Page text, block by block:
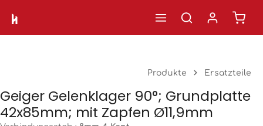
Zum Hauptinhalt springen
Produkte Ersatzteile
Geiger Gelenklager 90°; Grundplatte
42x85mm; mit Zapfen Ø11,9mm